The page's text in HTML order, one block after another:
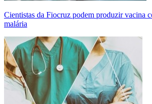
Cientistas da Fiocruz podem produzir vacina
malária